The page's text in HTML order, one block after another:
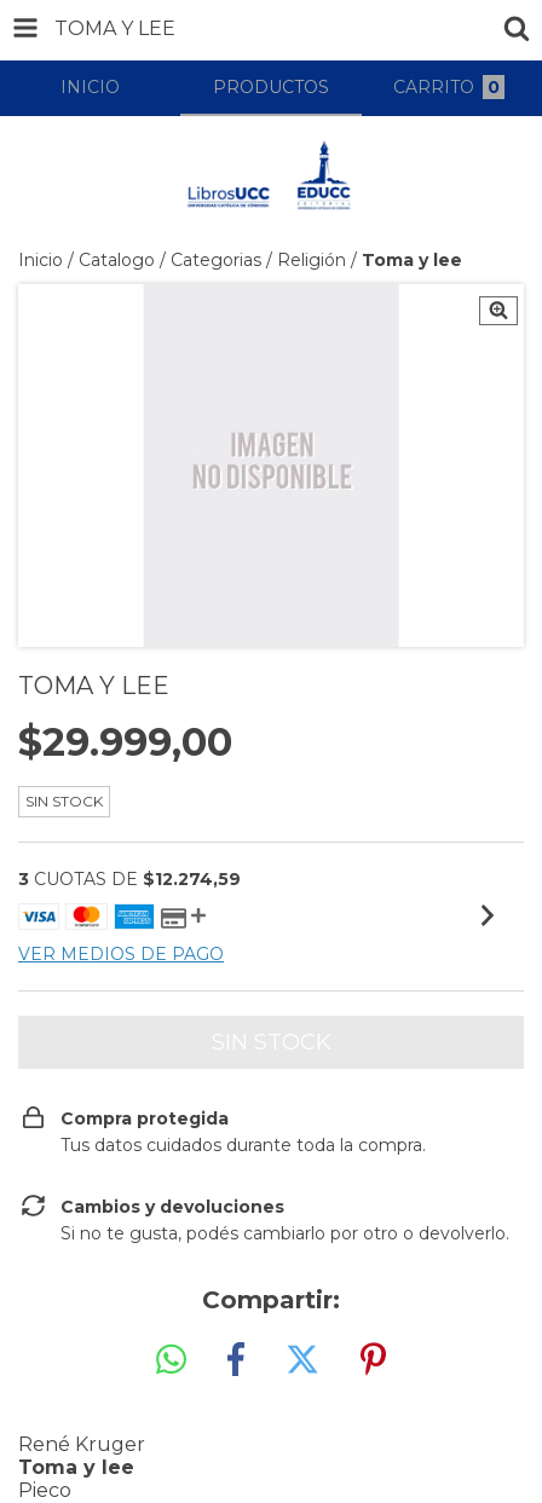
TOMA Y LEE
INICIO PRODUCTOS CARRITO 0
Inicio / Catalogo / Categorias / Religión / Toma y lee
TOMA Y LEE
$29.999,00
SIN STOCK
3 CUOTAS DE $12.274,59
VER MEDIOS DE PAGO
Compra protegida
Tus datos cuidados durante toda la compra.
Cambios y devoluciones
Si no te gusta, podés cambiarlo por otro o devolverlo.
Compartir:
René Kruger
Toma y lee
Pieco